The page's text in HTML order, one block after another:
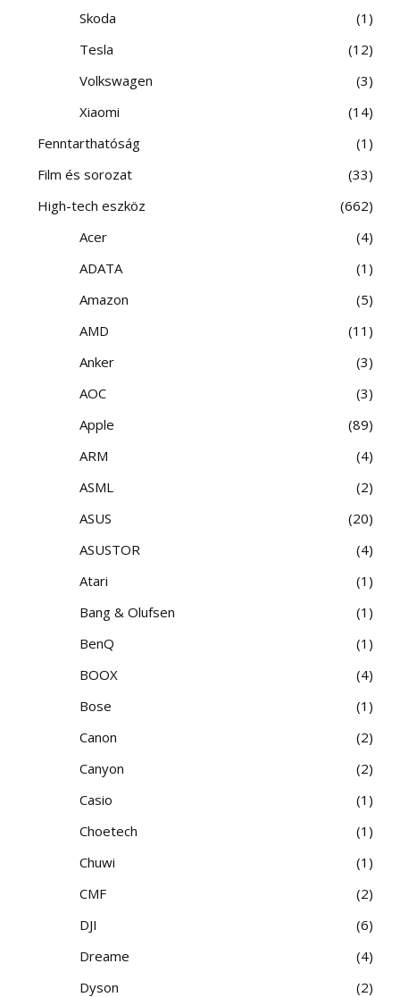
Skoda
1
Tesla
12
Volkswagen
3
Xiaomi
14
Fenntarthatóság
1
Film és sorozat
33
High-tech eszköz
662
Acer
4
ADATA
1
Amazon
5
AMD
11
Anker
3
AOC
3
Apple
89
ARM
4
ASML
2
ASUS
20
ASUSTOR
4
Atari
1
Bang & Olufsen
1
BenQ
1
BOOX
4
Bose
1
Canon
2
Canyon
2
Casio
1
Choetech
1
Chuwi
1
CMF
2
DJI
6
Dreame
4
Dyson
2